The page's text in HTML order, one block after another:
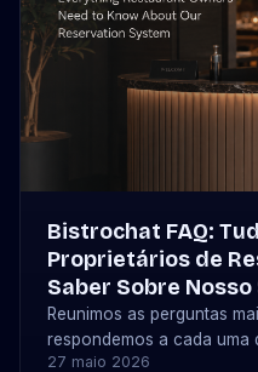
Bistrochat FAQ:
Proprietários de
Saber Sobre
Reunimos as perguntas
respondemos a cada uma
27 maio 2026